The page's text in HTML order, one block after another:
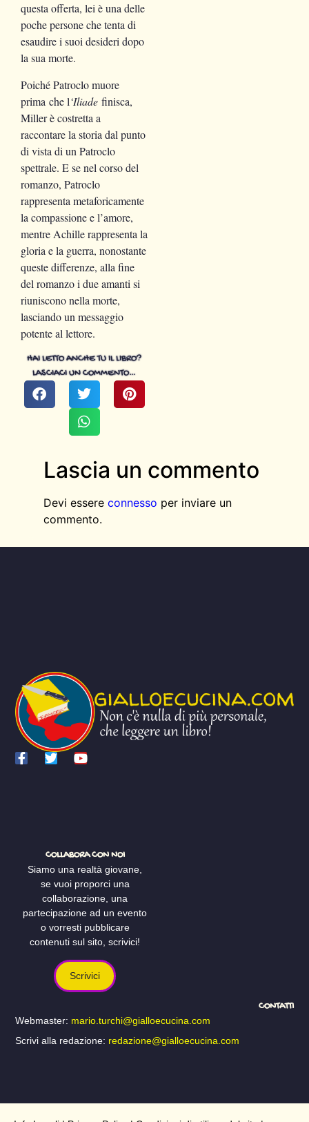
HAI LETTO ANCHE TU IL LIBRO?
LASCIACI UN COMMENTO…
questa offerta, lei è una delle
poche persone che tenta di
esaudire i suoi desideri dopo
la sua morte.
Poiché Patroclo muore
prima che l‘Iliade finisca,
Miller è costretta a
raccontare la storia dal punto
di vista di un Patroclo
spettrale. E se nel corso del
romanzo, Patroclo
rappresenta metaforicamente
la compassione e l’amore,
mentre Achille rappresenta la
gloria e la guerra, nonostante
queste differenze, alla fine
del romanzo i due amanti si
riuniscono nella morte,
lasciando un messaggio
potente al lettore.
Lascia un commento
Devi essere connesso per inviare un
commento.
COLLABORA CON NOI
Siamo una realtà giovane,
se vuoi proporci una
collaborazione, una
partecipazione ad un evento
o vorresti pubblicare
contenuti sul sito, scrivici!
Scrivici
CONTATTI
Webmaster: mario.turchi@gialloecucina.com
Scrivi alla redazione: redazione@gialloecucina.com